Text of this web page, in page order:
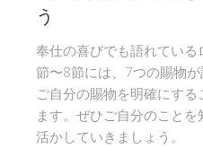
う
奉仕の喜びでも語れてい
節〜8節には、7つの賜物が
ご自分の賜物を明確にす
ます。ぜひご自分のこと
活かしていきましょう。